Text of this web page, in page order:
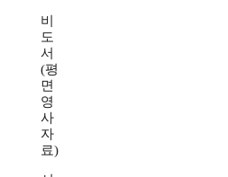
비
도
서
(평
면
영
사
자
료)